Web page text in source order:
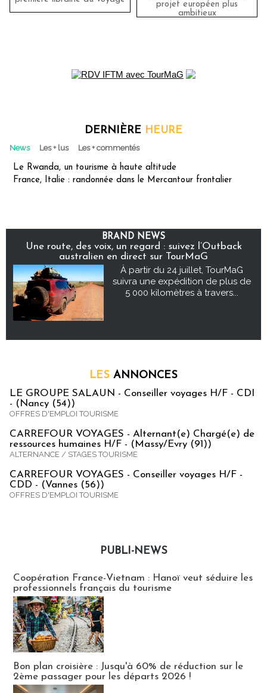
projet européen plus
ambitieux
DERNIÈRE HEURE
News Les + lus Les + commentés
Le Rwanda, un tourisme à haute altitude
France, Italie : randonnée dans le Mercantour frontalier
BRAND NEWS
Une route, des voix, un regard : suivez l’Outback
australien en direct sur TourMaG
À partir du 24 juillet, TourMaG
suivra une expédition de plus de
5 000 kilomètres à travers...
LES ANNONCES
LE GROUPE SALAUN - Conseiller voyages H/F - CDI
- (Nancy (54))
OFFRES D'EMPLOI TOURISME
CARREFOUR VOYAGES - Alternant(e) Chargé(e) de
ressources humaines H/F - (Massy/Evry (91))
ALTERNANCE / STAGES TOURISME
CARREFOUR VOYAGES - Conseiller voyages H/F -
CDD - (Vannes (56))
OFFRES D'EMPLOI TOURISME
PUBLI-NEWS
Coopération France-Vietnam : Hanoï veut séduire les
professionnels français du tourisme
Bon plan croisière : Jusqu'à 60% de réduction sur le
2ème passager pour les départs 2026 !